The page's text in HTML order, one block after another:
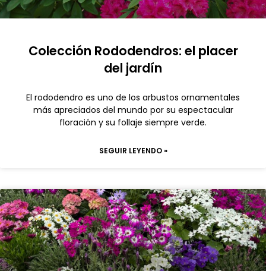
Colección Rododendros: el placer
del jardín
El rododendro es uno de los arbustos ornamentales
más apreciados del mundo por su espectacular
floración y su follaje siempre verde.
SEGUIR LEYENDO »